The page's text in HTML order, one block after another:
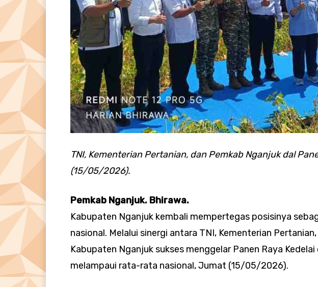
TNI, Kementerian Pertanian, dan Pemkab Nganjuk dal
(15/05/2026).
Pemkab Nganjuk. Bhirawa.
Kabupaten Nganjuk kembali mempertegas posisinya
nasional. Melalui sinergi antara TNI, Kementerian
Kabupaten Nganjuk sukses menggelar Panen Raya
melampaui rata-rata nasional, Jumat (15/05/2026).